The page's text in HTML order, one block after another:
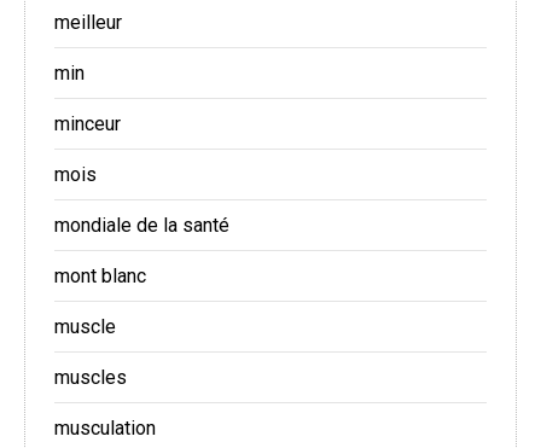
meilleur
min
minceur
mois
mondiale de la santé
mont blanc
muscle
muscles
musculation